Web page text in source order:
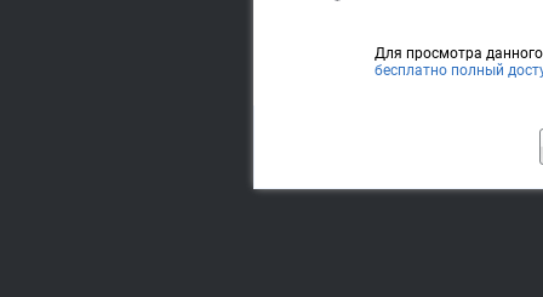
Для просмотра
бесплатно полный